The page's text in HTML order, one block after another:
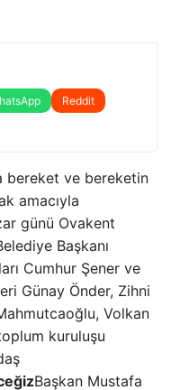
Reddit
bereket ve bereketin
amacıyla
günü Ovakent
Başkanı
Cumhur Şener ve
Günay Önder, Zihni
Volkan
kuruluşu
Başkan Mustafa